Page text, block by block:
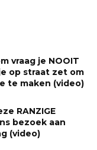
vraag je NOOIT
op straat zet om
te maken (video)
RANZIGE
bezoek aan
(video)